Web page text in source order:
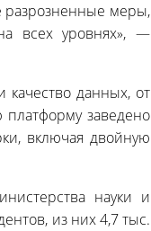
разрозненные меры,
всех уровнях», —
данных, от
заведено
включая двойную
науки и
из них 4,7 тыс.